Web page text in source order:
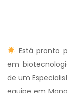
Está pronto
em
de um
equipe em